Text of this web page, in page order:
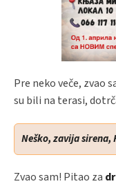
Pre neko veče, zvao
su bili na terasi,
Neško, zavija
Zvao sam! Pitao za